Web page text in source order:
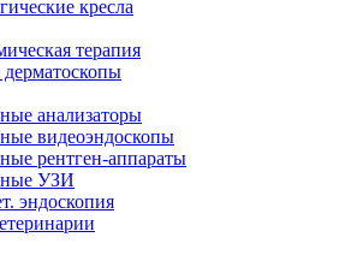
кресла
терапия
анализаторы
видеоэндоскопы
рентген-аппараты
УЗИ
эндоскопия